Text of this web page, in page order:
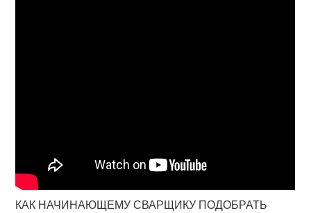
КАК НАЧИНАЮЩЕМУ СВАРЩИКУ ПОДОБРАТЬ